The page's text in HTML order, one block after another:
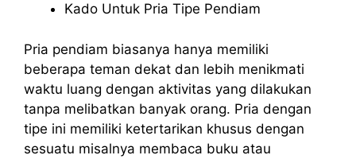
Kado Untuk Pria Tipe Pendiam
Pria pendiam biasanya hanya memiliki
beberapa teman dekat dan lebih menikmati
waktu luang dengan aktivitas yang dilakukan
tanpa melibatkan banyak orang. Pria dengan
tipe ini memiliki ketertarikan khusus dengan
sesuatu misalnya membaca buku atau